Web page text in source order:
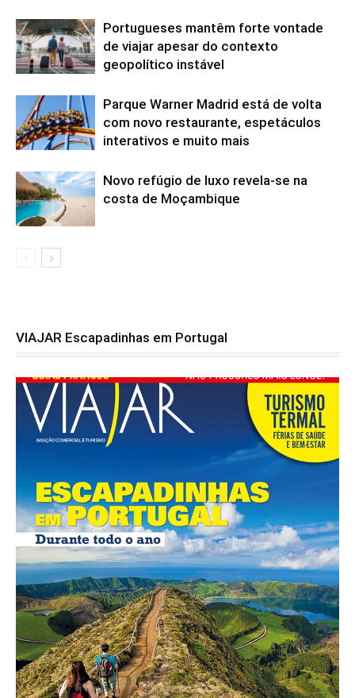
Portugueses mantêm forte vontade
de viajar apesar do contexto
geopolítico instável
Parque Warner Madrid está de volta
com novo restaurante, espetáculos
interativos e muito mais
Novo refúgio de luxo revela-se na
costa de Moçambique
VIAJAR Escapadinhas em Portugal